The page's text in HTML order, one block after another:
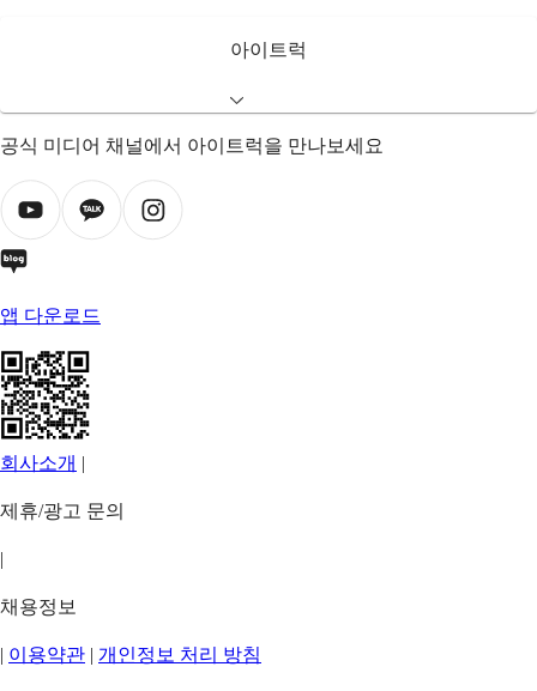
아이트럭
공식 미디어 채널에서 아이트럭을 만나보세요
앱 다운로드
회사소개 |
제휴/광고 문의
|
채용정보
| 이용약관 | 개인정보 처리 방침